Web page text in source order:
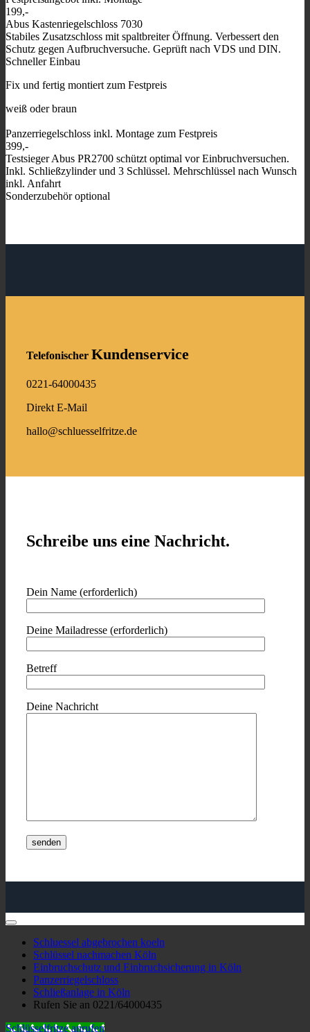
199,-
Abus Kastenriegelschloss 7030
Stabiles Zusatzschloss mit spaltbreiter Öffnung. Verbessert den
Schutz gegen Aufbruchversuche. Geprüft nach VDS und DIN.
Schneller Einbau
Fix und fertig montiert zum Festpreis
weiß oder braun
Panzerriegelschloss inkl. Montage zum Festpreis
399,-
Testsieger Abus PR2700 schützt optimal vor Einbruchversuchen.
Inkl. Schließzylinder und 3 Schlüssel. Mehrschlüssel nach Wunsch
inkl. Anfahrt
Sonderzubehör optional
Telefonischer Kundenservice
0221-64000435
Direkt E-Mail
hallo@schluesselfritze.de
Schreibe uns eine Nachricht.
Dein Name (erforderlich)
Deine Mailadresse (erforderlich)
Betreff
Deine Nachricht
Schluessel abgebrochen koeln
Schlüssel nachmachen Köln
Einbruchschutz und Einbruchsicherung in Köln
Panzerriegelschloss
Schließanlage in Köln
Rufen Sie an 0221/64000435
Schlüsselfritze anrufen